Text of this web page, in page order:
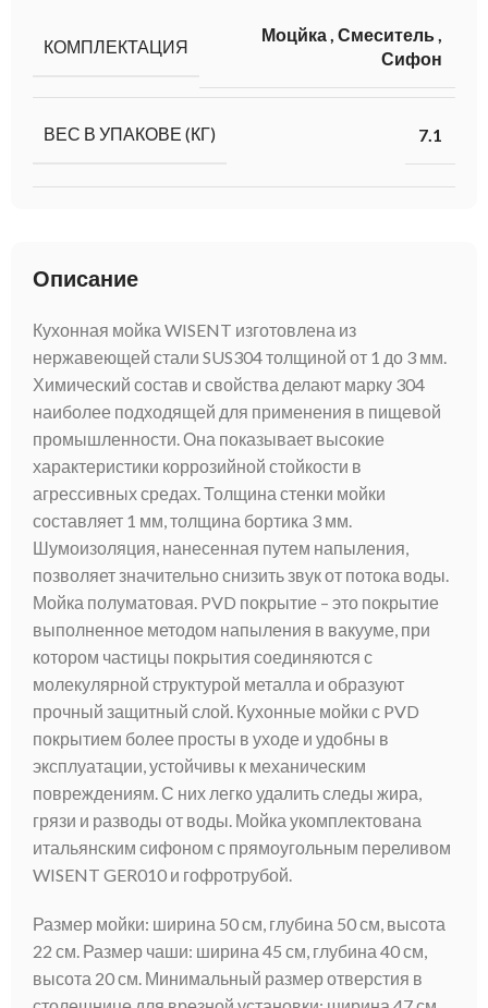
Описание
Кухонная мойка WISENT изготовлена из
нержавеющей стали SUS304 толщиной от 1 до 3 мм.
Химический состав и свойства делают марку 304
наиболее подходящей для применения в пищевой
промышленности. Она показывает высокие
характеристики коррозийной стойкости в
агрессивных средах. Толщина стенки мойки
составляет 1 мм, толщина бортика 3 мм.
Шумоизоляция, нанесенная путем напыления,
позволяет значительно снизить звук от потока воды.
Мойка полуматовая. PVD покрытие – это покрытие
выполненное методом напыления в вакууме, при
котором частицы покрытия соединяются с
молекулярной структурой металла и образуют
прочный защитный слой. Кухонные мойки с PVD
покрытием более просты в уходе и удобны в
эксплуатации, устойчивы к механическим
повреждениям. С них легко удалить следы жира,
грязи и разводы от воды. Мойка укомплектована
итальянским сифоном с прямоугольным переливом
WISENT GER010 и гофротрубой.
Размер мойки: ширина 50 см, глубина 50 см, высота
22 см. Размер чаши: ширина 45 см, глубина 40 см,
высота 20 см. Минимальный размер отверстия в
КОМПЛЕКТАЦИЯ
Моцйка, Смеситель,
Сифон
ВЕС В УПАКОВЕ (КГ) 7.1